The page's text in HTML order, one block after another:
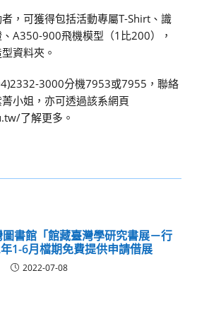
，可獲得包括活動專屬T-Shirt、識
A350-900飛機模型（1比200），
資料夾。
3000分機7953或7955，聯絡
小姐，亦可透過該系網頁
了解更多。
書館「館藏臺灣學研究書展－行
1-6月檔期免費提供申請借展
2022-07-08